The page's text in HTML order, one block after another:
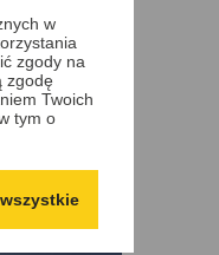
w
zgody na
zgodę
Twoich
tym o